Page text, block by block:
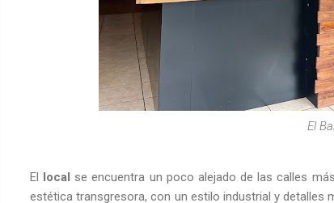
El
El local se encuentra un poco alejado de las calles
estética transgresora, con un estilo industrial y detalles